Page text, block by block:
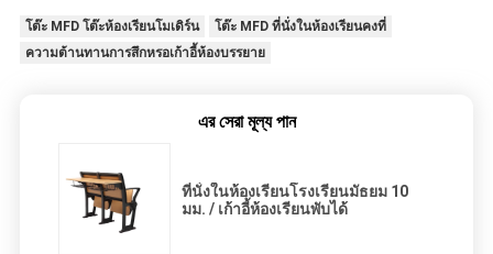
โต๊ะ MFD โต๊ะห้องเรียนโมเดิร์น
โต๊ะ MFD ที่นั่งในห้องเรียนคงที่
ความต้านทานการสึกหรอเก้าอี้ห้องบรรยาย
এর সেরা মূল্য পান
ที่นั่งในห้องเรียนโรงเรียนมัธยม 10
มม. / เก้าอี้ห้องเรียนพับได้